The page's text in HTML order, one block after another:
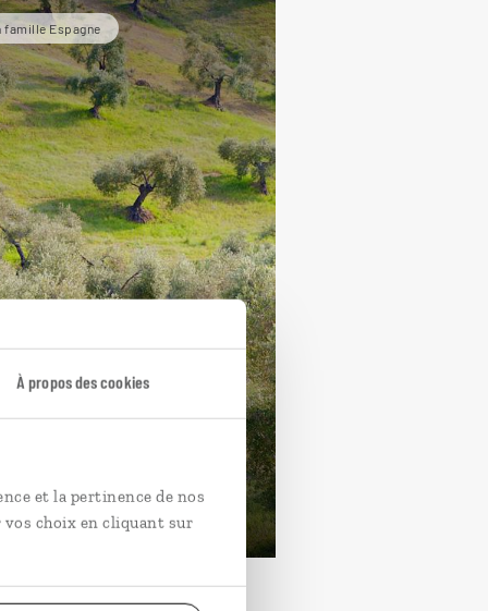
À propos des cookies
et la pertinence de nos
vos choix en cliquant sur
famille Espagne
de 1200€